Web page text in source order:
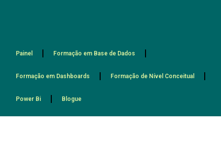
Painel Formação em Base de Dados
Formação em Dashboards Formação de Nível Conceitual
Power Bi Blogue